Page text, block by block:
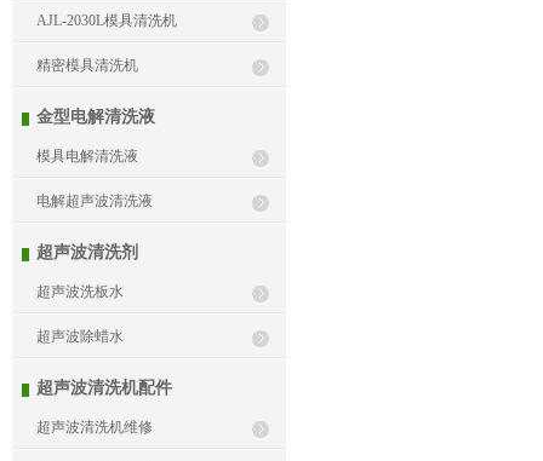
AJL-2030L模具清洗机
精密模具清洗机
金型电解清洗液
模具电解清洗液
电解超声波清洗液
超声波清洗剂
超声波洗板水
超声波除蜡水
超声波清洗机配件
超声波清洗机维修